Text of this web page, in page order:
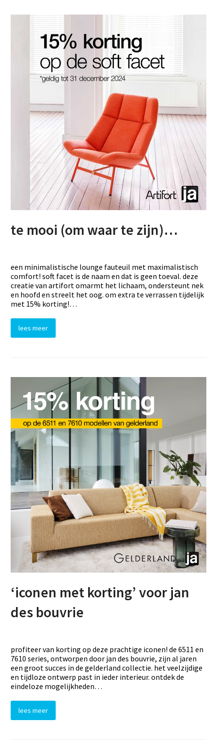
te mooi (om waar te zijn)…
een minimalistische lounge fauteuil met maximalistisch
comfort! soft facet is de naam en dat is geen toeval. deze
creatie van artifort omarmt het lichaam, ondersteunt nek
en hoofd en streelt het oog. om extra te verrassen tijdelijk
met 15% korting!…
lees meer
‘iconen met korting’ voor jan
des bouvrie
profiteer van korting op deze prachtige iconen! de 6511 en
7610 series, ontworpen door jan des bouvrie, zijn al jaren
een groot succes in de gelderland collectie. het veelzijdige
en tijdloze ontwerp past in ieder interieur. ontdek de
eindeloze mogelijkheden…
lees meer